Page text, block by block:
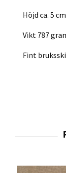
Höjd ca. 5
Vikt 787
Fint